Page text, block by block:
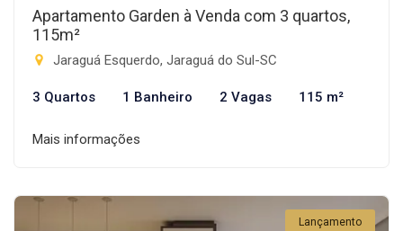
Apartamento Garden à Venda com 3 quartos,
115m²
Jaraguá Esquerdo, Jaraguá do Sul-SC
3 Quartos 1 Banheiro 2 Vagas 115 m²
Mais informações
Lançamento